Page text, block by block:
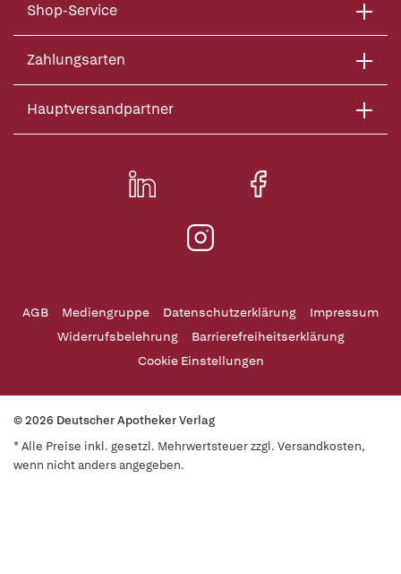
Shop-Service
Zahlungsarten
Hauptversandpartner
AGB Mediengruppe Datenschutzerklärung
Impressum
Widerrufsbelehrung
Barrierefreiheitserklärung
Cookie Einstellungen
© 2026 Deutscher Apotheker Verlag
* Alle Preise inkl. gesetzl. Mehrwertsteuer zzgl. Versandkosten,
wenn nicht anders angegeben.